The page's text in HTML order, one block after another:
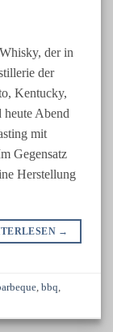
der in
der
Kentucky,
Abend
mit
Gegensatz
Herstellung
→
,bbq,